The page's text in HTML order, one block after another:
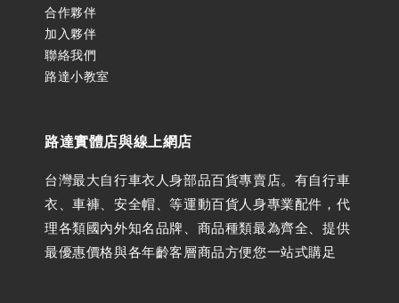
合作夥伴
加入夥伴
聯絡我們
路達小教室
路達實體店與線上網店
台灣最大自行車衣人身部品百貨專賣店。有自行車
衣、車褲、安全帽、等運動百貨人身專業配件，代
理各類國內外知名品牌、商品種類最為齊全、提供
最優惠價格與各年齡客層商品方便您一站式購足